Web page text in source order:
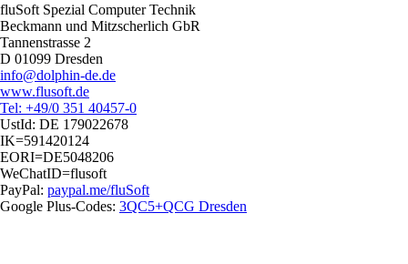
fluSoft Spezial Computer Technik
Beckmann und Mitzscherlich GbR
Tannenstrasse 2
D 01099 Dresden
info@dolphin-de.de
www.flusoft.de
Tel: +49/0 351 40457-0
UstId: DE 179022678
IK=591420124
EORI=DE5048206
WeChatID=flusoft
PayPal: paypal.me/fluSoft
Google Plus-Codes: 3QC5+QCG Dresden